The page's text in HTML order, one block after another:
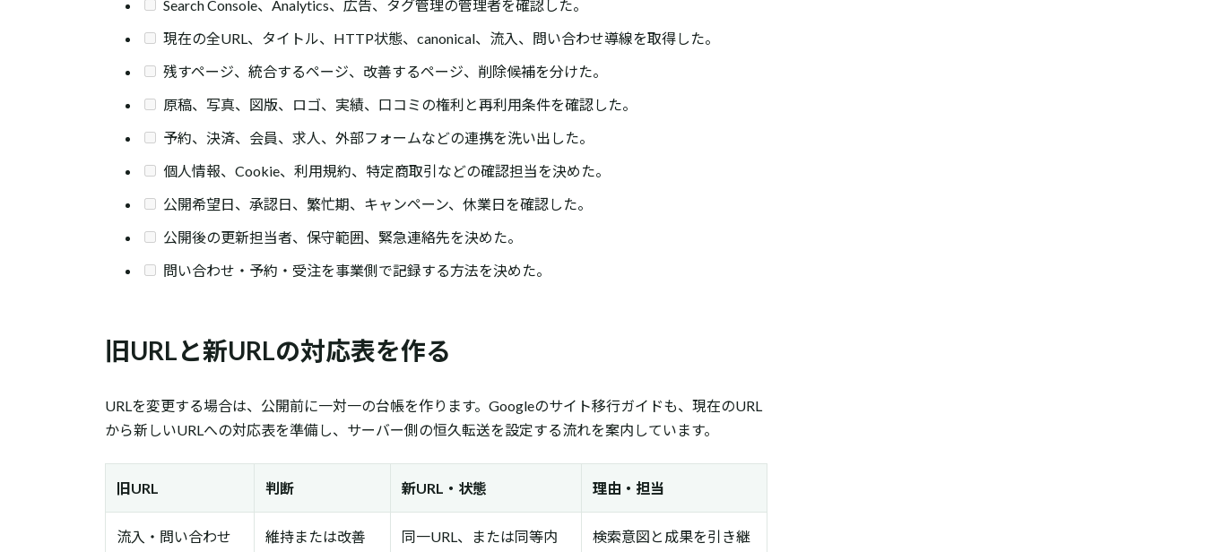
Search Console、Analytics、広告、タグ管理の管理者を確認した。
現在の全URL、タイトル、HTTP状態、canonical、流入、問い合わせ導線を取得した。
残すページ、統合するページ、改善するページ、削除候補を分けた。
原稿、写真、図版、ロゴ、実績、口コミの権利と再利用条件を確認した。
予約、決済、会員、求人、外部フォームなどの連携を洗い出した。
個人情報、Cookie、利用規約、特定商取引などの確認担当を決めた。
公開希望日、承認日、繁忙期、キャンペーン、休業日を確認した。
公開後の更新担当者、保守範囲、緊急連絡先を決めた。
問い合わせ・予約・受注を事業側で記録する方法を決めた。
旧URLと新URLの対応表を作る
URLを変更する場合は、公開前に一対一の台帳を作ります。Googleのサイト移行ガイドも、現在のURL
から新しいURLへの対応表を準備し、サーバー側の恒久転送を設定する流れを案内しています。
旧URL 判断 新URL・状態 理由・担当
流入・問い合わせ
維持または改善
同一URL、または同等内
検索意図と成果を引き継